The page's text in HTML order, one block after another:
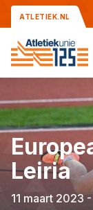
ATLETIEK.NL
Leiria
11 maart 2023